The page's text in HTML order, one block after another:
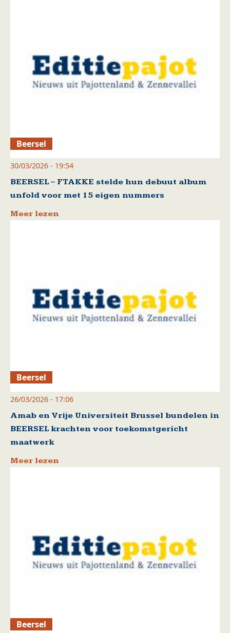
Beersel
30/03/2026 - 19:54
BEERSEL – FTAKKE stelde hun debuut album
unfold voor met 15 eigen nummers
Meer lezen
Beersel
26/03/2026 - 17:06
Amab en Vrije Universiteit Brussel bundelen in
BEERSEL krachten voor toekomstgericht
maatwerk
Meer lezen
Beersel